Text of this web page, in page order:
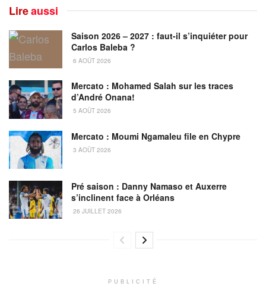
Lireaussi
Saison 2026 – 2027 : faut-il s’inquiéter pour
Carlos Baleba ?
6 AOÛT 2026
Mercato : Mohamed Salah sur les traces
d’André Onana!
5 AOÛT 2026
Mercato : Moumi Ngamaleu file en Chypre
3 AOÛT 2026
Pré saison : Danny Namaso et Auxerre
s’inclinent face à Orléans
26 JUILLET 2026
PUBLICITÉ